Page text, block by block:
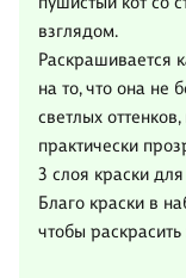
взглядом.
Раскрашивается
на то, что она не
светлых
практически
3 слоя краски
Благо краски в
чтобы